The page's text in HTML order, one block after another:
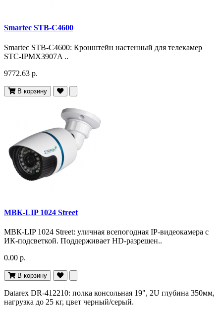
Smartec STB-C4600
Smartec STB-C4600: Кронштейн настенный для телекамер
STC-IPMX3907A ..
9772.63 р.
В корзину
МВК-LIP 1024 Street
МВК-LIP 1024 Street: уличная всепогодная IP-видеокамера с
ИК-подсветкой. Поддерживает HD-разрешен..
0.00 р.
В корзину
Datarex DR-412210: полка консольная 19", 2U глубина 350мм,
нагрузка до 25 кг, цвет черный/серый.